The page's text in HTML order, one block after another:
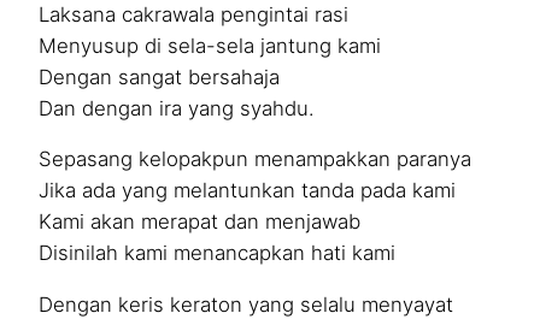
Laksana cakrawala pengintai rasi
Menyusup di sela-sela jantung kami
Dengan sangat bersahaja
Dan dengan ira yang syahdu.
Sepasang kelopakpun menampakkan paranya
Jika ada yang melantunkan tanda pada kami
Kami akan merapat dan menjawab
Disinilah kami menancapkan hati kami
Dengan keris keraton yang selalu menyayat